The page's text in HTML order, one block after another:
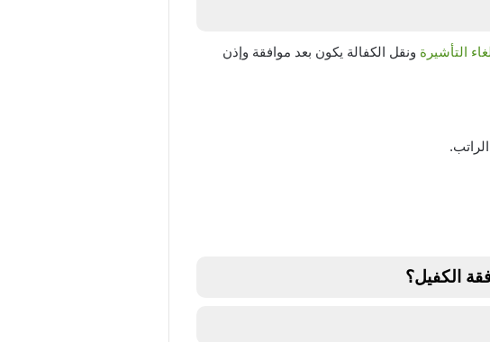
التأشيرة ونقل الكفالة يكون بعد موافقة وإذن
الكفيل؟